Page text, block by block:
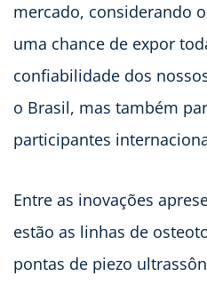
mercado, considerando
uma chance de expor
confiabilidade dos
o Brasil, mas também
participantes
Entre as inovações
estão as linhas de
pontas de piezo